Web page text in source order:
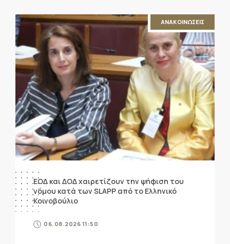
ΑΝΑΚΟΙΝΩΣΕΙΣ
ΕΟΔ και ΔΟΔ χαιρετίζουν την ψήφιση του
νόμου κατά των SLAPP από το Ελληνικό
Κοινοβούλιο
06.08.2026 11:50